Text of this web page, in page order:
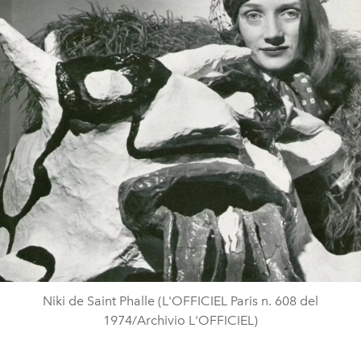
Niki de Saint Phalle (L'OFFICIEL Paris n. 608 del
1974/Archivio L'OFFICIEL)